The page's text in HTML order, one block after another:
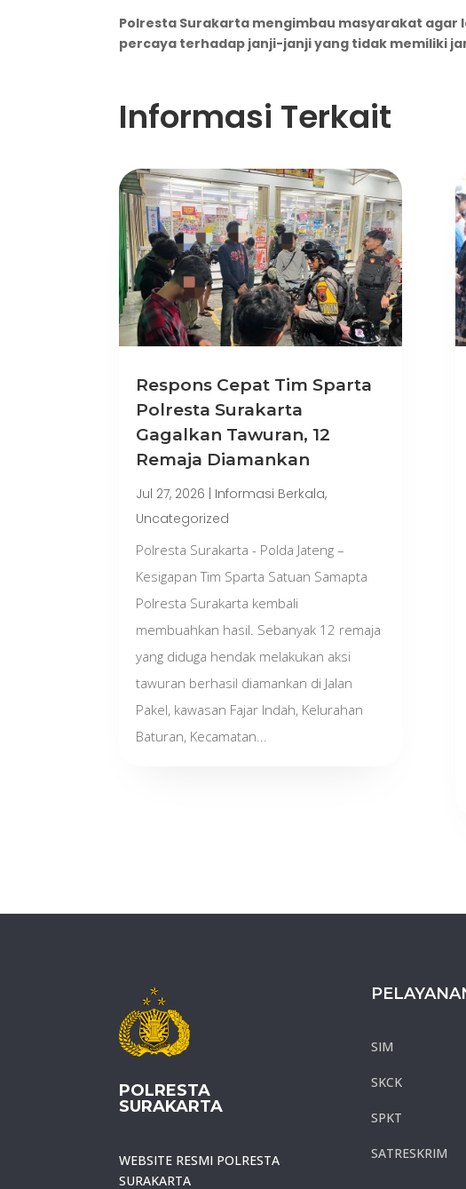
Polresta Surakarta mengimbau masyarakat agar
percaya terhadap janji-janji yang tidak memiliki
Informasi Terkait
Respons Cepat Tim Sparta
Polresta Surakarta
Gagalkan Tawuran, 12
Remaja Diamankan
Jul 27, 2026 | Informasi Berkala,
Uncategorized
Polresta Surakarta - Polda Jateng –
Kesigapan Tim Sparta Satuan Samapta
Polresta Surakarta kembali
membuahkan hasil. Sebanyak 12 remaja
yang diduga hendak melakukan aksi
tawuran berhasil diamankan di Jalan
Pakel, kawasan Fajar Indah, Kelurahan
Baturan, Kecamatan...
POLRESTA
SURAKARTA
WEBSITE RESMI POLRESTA
SURAKARTA
SIM
SKCK
SPKT
SATRESKRIM